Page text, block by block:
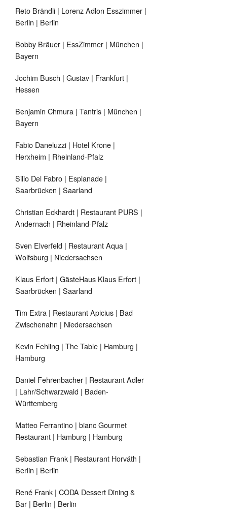
Reto Brändli | Lorenz Adlon Esszimmer |
Berlin | Berlin
Bobby Bräuer | EssZimmer | München |
Bayern
Jochim Busch | Gustav | Frankfurt |
Hessen
Benjamin Chmura | Tantris | München |
Bayern
Fabio Daneluzzi | Hotel Krone |
Herxheim | Rheinland-Pfalz
Silio Del Fabro | Esplanade |
Saarbrücken | Saarland
Christian Eckhardt | Restaurant PURS |
Andernach | Rheinland-Pfalz
Sven Elverfeld | Restaurant Aqua |
Wolfsburg | Niedersachsen
Klaus Erfort | GästeHaus Klaus Erfort |
Saarbrücken | Saarland
Tim Extra | Restaurant Apicius | Bad
Zwischenahn | Niedersachsen
Kevin Fehling | The Table | Hamburg |
Hamburg
Daniel Fehrenbacher | Restaurant Adler
| Lahr/Schwarzwald | Baden-
Württemberg
Matteo Ferrantino | bianc Gourmet
Restaurant | Hamburg | Hamburg
Sebastian Frank | Restaurant Horváth |
Berlin | Berlin
René Frank | CODA Dessert Dining &
Bar | Berlin | Berlin